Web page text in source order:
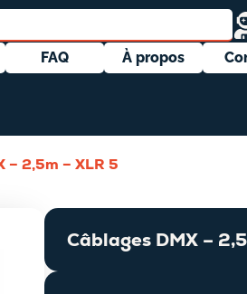
FAQ À propos
– 2,5m – XLR 5
Câblages DMX –